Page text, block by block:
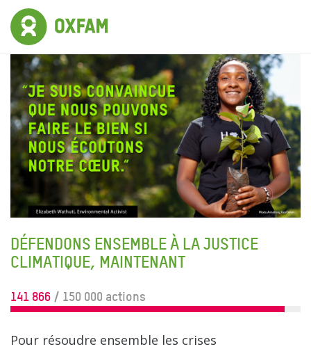
DÉFENDONS ENSEMBLE À LA JUSTICE
CLIMATIQUE, MAINTENANT
141 866 / 150 000 actions
Pour résoudre ensemble les crises